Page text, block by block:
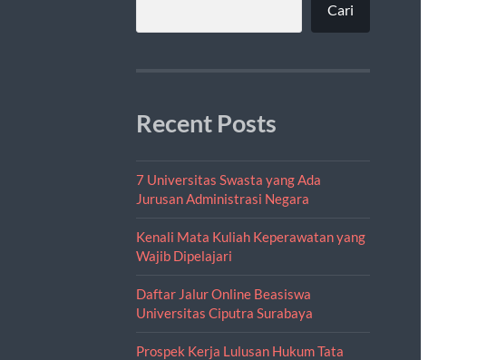
Cari
Recent Posts
7 Universitas Swasta yang Ada
Jurusan Administrasi Negara
Kenali Mata Kuliah Keperawatan yang
Wajib Dipelajari
Daftar Jalur Online Beasiswa
Universitas Ciputra Surabaya
Prospek Kerja Lulusan Hukum Tata